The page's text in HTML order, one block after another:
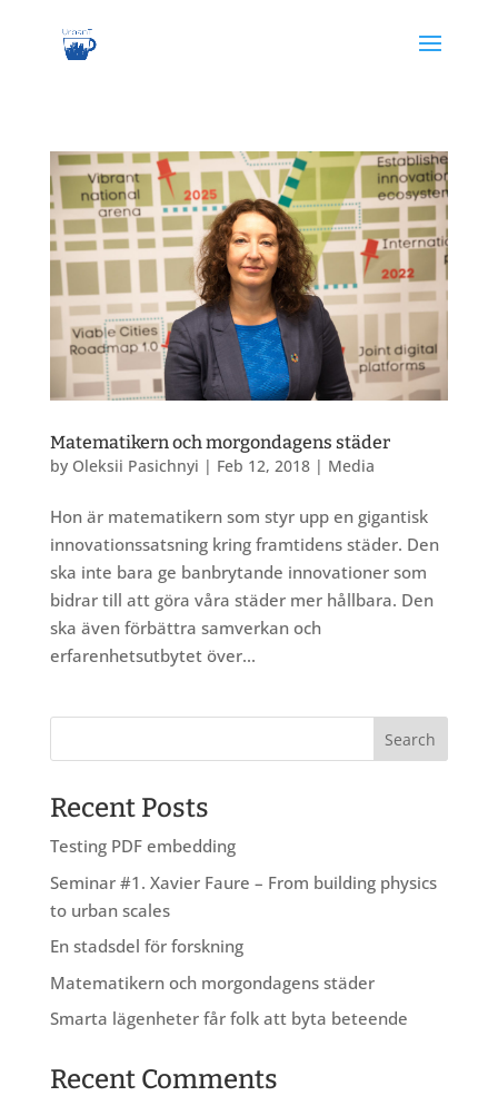
Matematikern och morgondagens städer
by Oleksii Pasichnyi | Feb 12, 2018| Media
Hon är matematikern som styr upp en gigantisk
innovationssatsning kring framtidens städer. Den
ska inte bara ge banbrytande innovationer som
bidrar till att göra våra städer mer hållbara. Den
ska även förbättra samverkan och
erfarenhetsutbytet över...
Recent Posts
Testing PDF embedding
Seminar #1. Xavier Faure – From building physics
to urban scales
En stadsdel för forskning
Matematikern och morgondagens städer
Smarta lägenheter får folk att byta beteende
Recent Comments